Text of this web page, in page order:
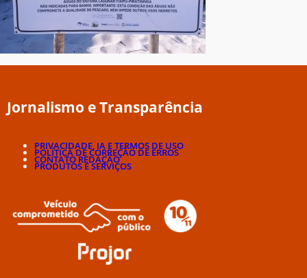
Jornalismo e Transparência
PRIVACIDADE, IA E TERMOS DE USO
POLÍTICA DE CORREÇÃO DE ERROS
CONTATO REDAÇÃO
PRODUTOS E SERVIÇOS